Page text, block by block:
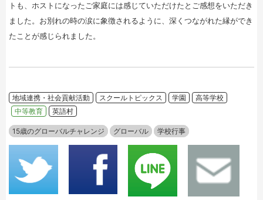
トも、ホストになったご家庭には感じていただけたとご感想をいただき
ました。お別れの時の涙に象徴されるように、深くつながれた縁ができ
たことが感じられました。
地域連携・社会貢献活動 スクールトピックス 学園
高等学校
中等教育
英語村
15歳のグローバルチャレンジ グローバル 学校行事